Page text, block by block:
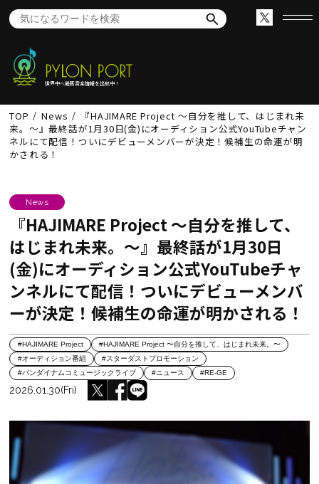
世界中へ最新音楽情報を出航中！
TOP News
『HAJIMARE Project 〜自分を推して、はじまれ未
来。〜』最終話が1月30日(金)にオーディション公式YouTubeチャン
ネルにて配信！ついにデビューメンバーが決定！候補生の命運が明
かされる！
News
『HAJIMARE Project 〜自分を推して、
はじまれ未来。〜』最終話が1月30日
(金)にオーディション公式YouTubeチャ
ンネルにて配信！ついにデビューメンバ
ーが決定！候補生の命運が明かされる！
#HAJIMARE Project
#HAJIMARE Project 〜自分を推して、はじまれ未来。〜
#オーディション番組
#スターダストプロモーション
#バンダイナムコミュージックライブ
#ニュース #RE-GE
2026.01.30(Fri)